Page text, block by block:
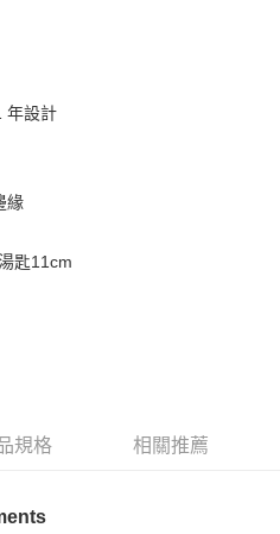
年設計
緣
匙11cm
規格 相關推薦